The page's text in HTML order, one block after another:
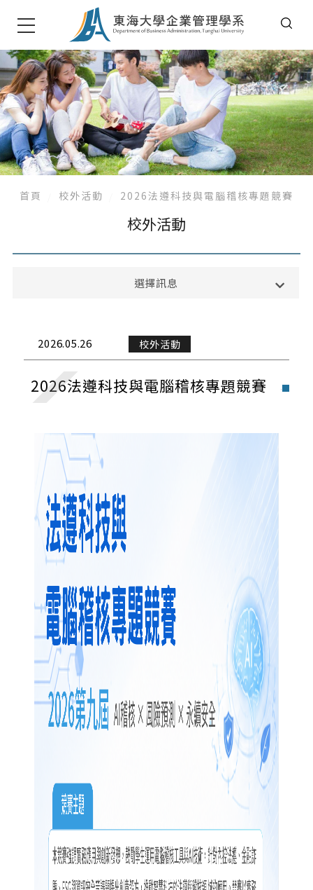
首頁 校外活動 2026法遵科技與電腦稽核專題競賽
校外活動
選擇訊息
實習與徵才
獎學金公告
榮譽榜
招生公告
2026.05.26 校外活動
2026法遵科技與電腦稽核專題競賽